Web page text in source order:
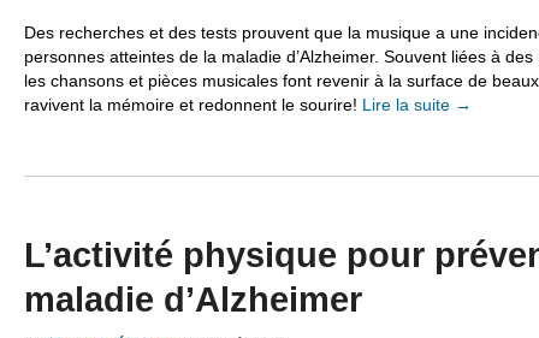
Des recherches et des tests prouvent que la musique a une
personnes atteintes de la maladie d’Alzheimer. Souvent liées à
les chansons et pièces musicales font revenir à la surface de
ravivent la mémoire et redonnent le sourire! Lire la suite →
L’activité physique pour
maladie d’Alzheimer